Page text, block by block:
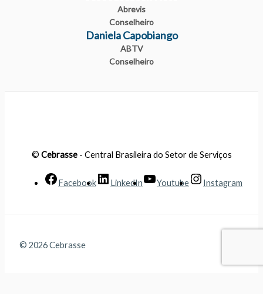
Abrevis
Conselheiro
Daniela Capobiango
ABTV
Conselheiro
© Cebrasse- Central Brasileira do Setor de Serviços
Facebook LinkedIn Youtube Instagram
© 2026 Cebrasse